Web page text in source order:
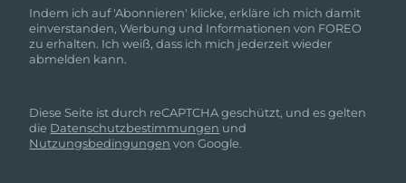
Indem ich auf 'Abonnieren' klicke, erkläre ich mich damit
einverstanden, Werbung und Informationen von FOREO
zu erhalten. Ich weiß, dass ich mich jederzeit wieder
abmelden kann.
Diese Seite ist durch reCAPTCHA geschützt, und es gelten
die Datenschutzbestimmungen und
Nutzungsbedingungen von Google.